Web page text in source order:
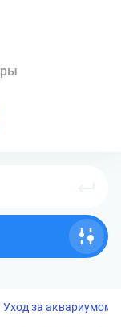
Уход за аквариумом